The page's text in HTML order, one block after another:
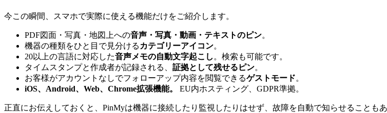
今この瞬間、スマホで実際に使える機能だけをご紹介します。
PDF図面・写真・地図上への音声・写真・動画・テキストのピン。
機器の種類をひと目で見分ける カテゴリーアイコン。
20以上の言語に対応した音声メモの自動文字起こし 。検索も可能です。
タイムスタンプと作成者が記録される、 証拠として残せるピン。
お客様がアカウントなしでフォローアップ内容を閲覧できるゲストモード。
iOS、Android、Web、Chrome拡張機能。
EU内ホスティング、GDPR準拠。
正直にお伝えしておくと、PinMyは機器に接続したり監視したりはせず、故障を自動で知らせること